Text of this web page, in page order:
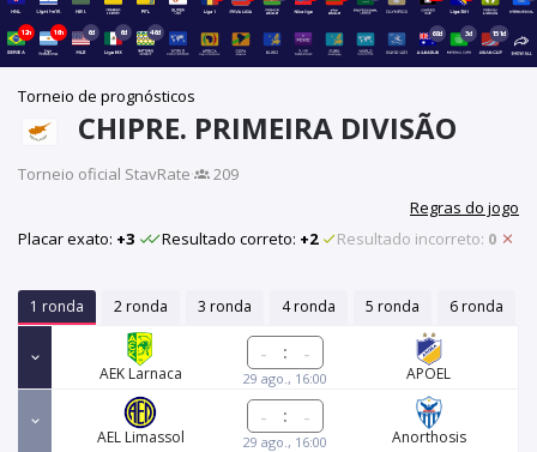
12h 16h 6d 6d 46d 68d 3d 151d
Torneio de prognósticos
CHIPRE. PRIMEIRA DIVISÃO
Torneio oficial StavRate·
209
Regras do jogo
Placar exato: +3 Resultado correto: +2 Resultado incorreto: 0
1 ronda 2 ronda 3 ronda 4 ronda 5 ronda 6 ronda
AEK Larnaca
:
29 ago., 16:00 APOEL
AEL Limassol
:
29 ago., 16:00 Anorthosis